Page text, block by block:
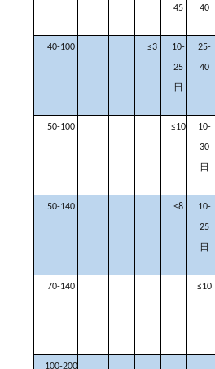
45 40
40-100 ≤3 10-
25
日
25-
40
50-100 ≤10 10-
30
日
50-140 ≤8 10-
25
日
70-140 ≤10
100-200